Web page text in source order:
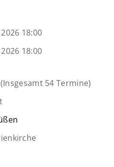
18:00
18:00
54 Termine)